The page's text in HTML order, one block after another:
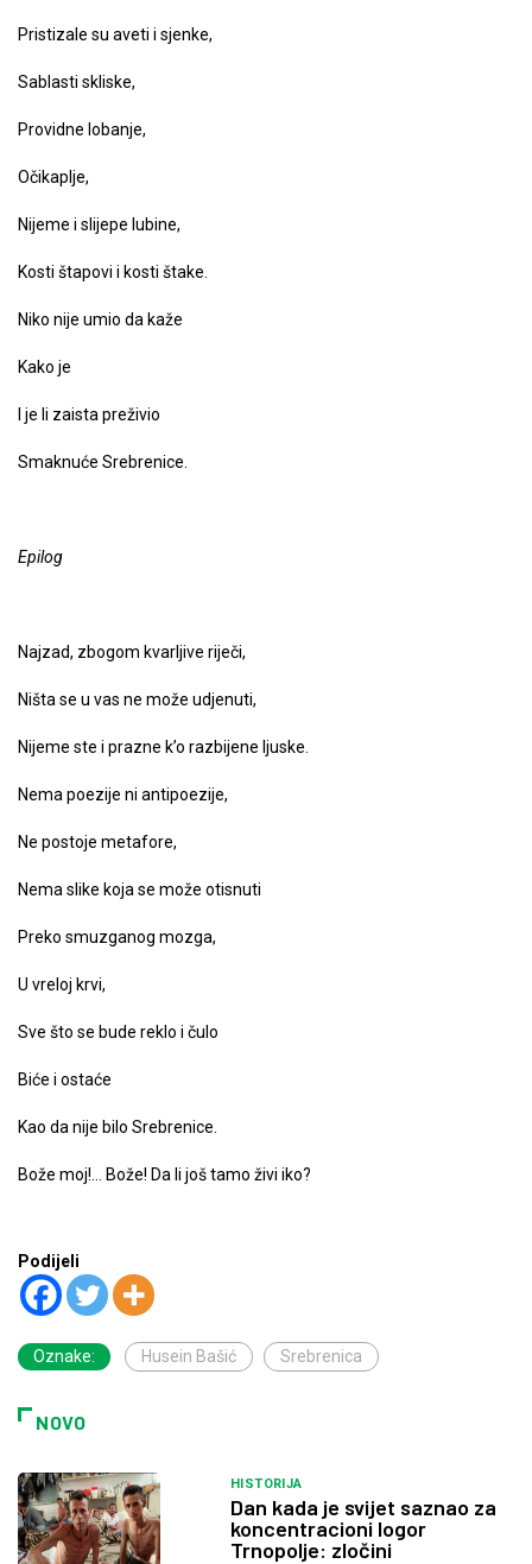
Pristizale su aveti i sjenke,
Sablasti skliske,
Providne lobanje,
Oči­kaplje,
Nijeme i slijepe lubine,
Kosti štapovi i kosti štake.
Niko nije umio da kaže
Kako je
I je li zaista preživio
Smaknuće Srebrenice.
Epilog
Najzad, zbogom kvarljive riječi,
Ništa se u vas ne može udjenuti,
Nijeme ste i prazne k’o razbijene ljuske.
Nema poezije ni anti­poezije,
Ne postoje metafore,
Nema slike koja se može otisnuti
Preko smuzganog mozga,
U vreloj krvi,
Sve što se bude reklo i čulo
Biće i ostaće
Kao da nije bilo Srebrenice.
Bože moj!… Bože! Da li još tamo živi iko?
Podijeli
Oznake: Husein Bašić Srebrenica
NOVO
HISTORIJA
Dan kada je svijet saznao za
koncentracioni logor
Trnopolje: zločini